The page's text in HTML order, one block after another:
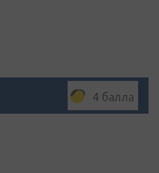
4 балла